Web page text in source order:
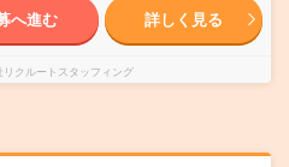
へ進む 詳しく見る
リクルートスタッフィング